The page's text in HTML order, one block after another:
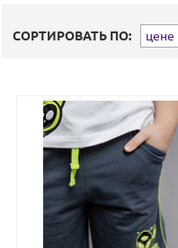
СОРТИРОВАТЬ ПО: цене